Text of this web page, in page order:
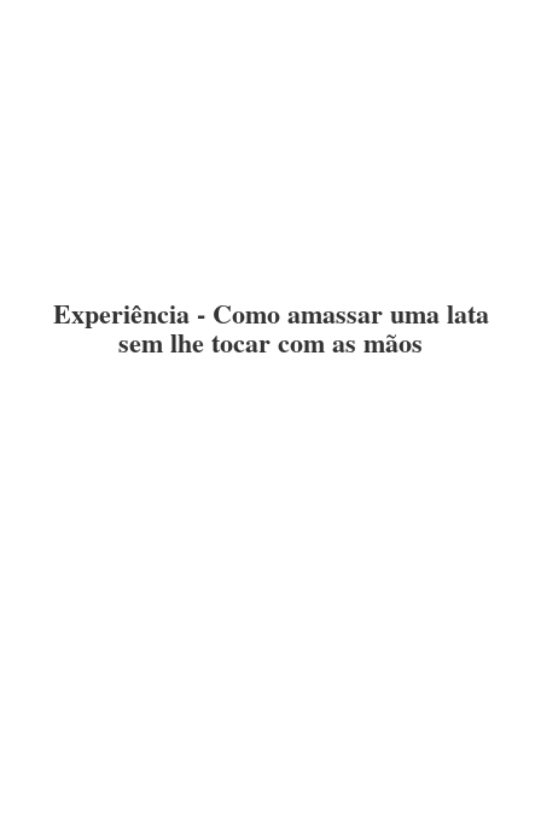
Experiência - Como amassar uma lata
sem lhe tocar com as mãos